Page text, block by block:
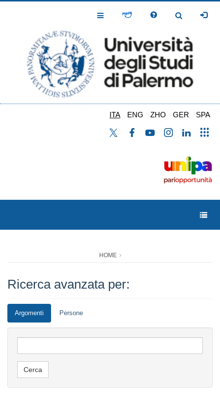
Toggle
Toggle
ITA ENG ZHO GER SPA
HOME
Ricerca avanzata per:
Argomenti Persone